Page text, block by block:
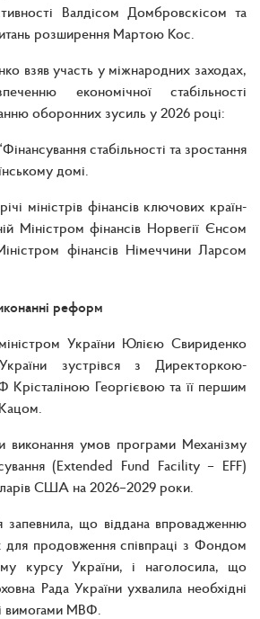
Валдісом Домбровскісом та
розширення Мартою Кос.
взяв участь у міжнародних заходах,
економічної стабільності
оборонних зусиль у 2026 році:
стабільності та зростання
домі.
міністрів фінансів ключових країн-
Міністром фінансів Норвегії Єнсом
фінансів Німеччини Ларсом
реформ
України Юлією Свириденко
зустрівся з Директоркою-
Георгієвою та її першим
виконання умов програми Механізму
(Extended Fund Facility – EFF)
США на 2026–2029 роки.
запевнила, що віддана впровадженню
продовження співпраці з Фондом
курсу України, і наголосила, що
Рада України ухвалила необхідні
вимогами МВФ.